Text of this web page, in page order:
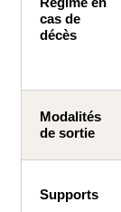
cas de
décès
Modalités
de sortie
Supports